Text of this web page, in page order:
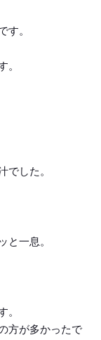
す。
。
した。
一息。
。
方が多かったで